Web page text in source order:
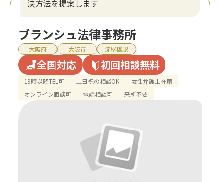
決方法を提案します
ブランシュ法律事務所
大阪府 大阪市 淀屋橋駅
全国対応 初回相談無料
19時以降TEL可 土日祝の相談OK
女性弁護士在籍
オンライン面談可
電話相談可 来所不要